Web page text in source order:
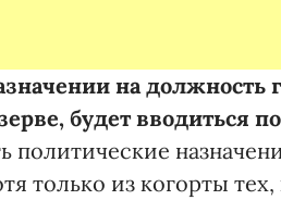
на
будет вводиться
политические
только из когорты